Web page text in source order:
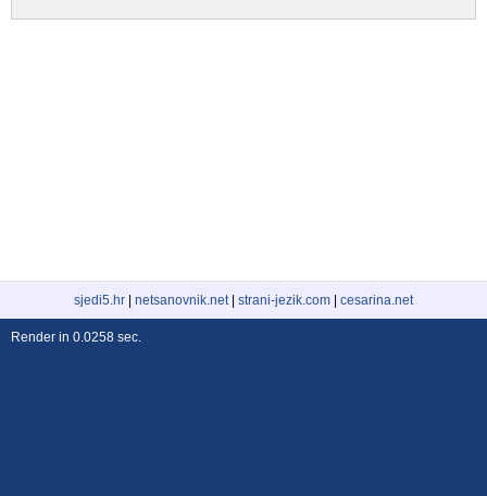
sjedi5.hr netsanovnik.net| strani-jezik.com cesarina.net
Render in 0.0258 sec.